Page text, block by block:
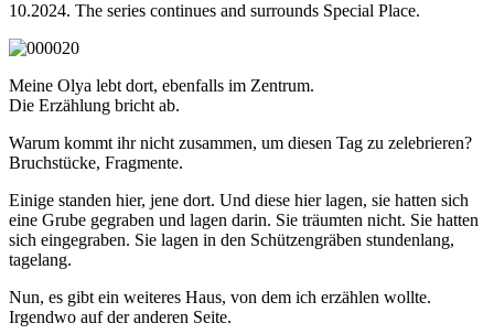
10.2024. The series continues and surrounds Special Place.
Meine Olya lebt dort, ebenfalls im Zentrum.
Die Erzählung bricht ab.
Warum kommt ihr nicht zusammen, um diesen Tag zu zelebrieren?
Bruchstücke, Fragmente.
Einige standen hier, jene dort. Und diese hier lagen, sie hatten sich
eine Grube gegraben und lagen darin. Sie träumten nicht. Sie hatten
sich eingegraben. Sie lagen in den Schützengräben stundenlang,
tagelang.
Nun, es gibt ein weiteres Haus, von dem ich erzählen wollte.
Irgendwo auf der anderen Seite.